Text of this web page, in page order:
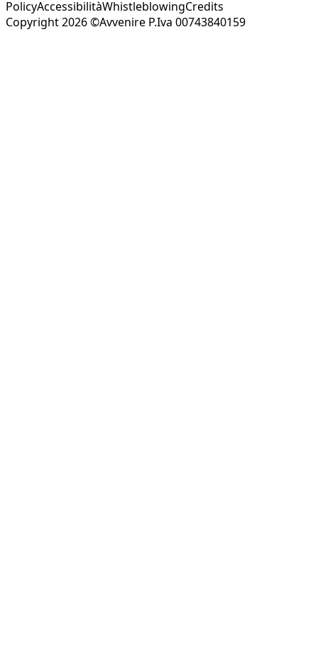
PolicyAccessibilitàWhistleblowingCredits
Copyright 2026 ©Avvenire P.Iva 00743840159